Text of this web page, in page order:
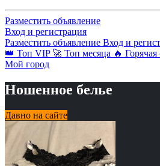
Разместить объявление
Вход и регистрация
Разместить объявление Вход и
👑 Топ VIP 🚀 Топ месяца 🔥 Горячая
Мой город
Ношенное белье
Давно на сайте